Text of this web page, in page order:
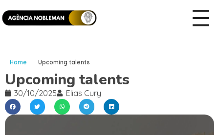
Home Upcoming talents
Upcoming talents
30/10/2025 Elias Cury